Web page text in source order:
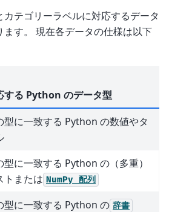
テゴリーラベルに対応するデータ
ます。 現在各データの仕様は以下
する Python のデータ型
型に一致する Python の数値やタ
型に一致する Python の（多重）
トまたは NumPy 配列
型に一致する Python の 辞書